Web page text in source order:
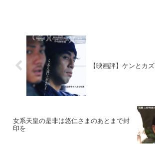
【映画評】ケンとカズ
女系天皇の是非は悠仁さまのあとまで封
印を